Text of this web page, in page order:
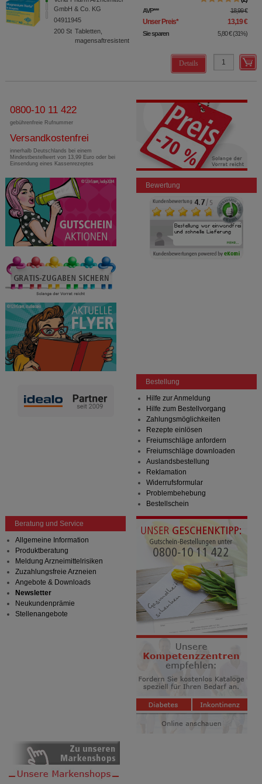
GmbH & Co. KG
04911945
200 St Tabletten,
magensaftresistent
AVP*** 18,99 €
Unser Preis* 13,19 €
Sie sparen 5,80 € (31%)
Details
0800-10 11 422
gebührenfreie Rufnummer
Versandkostenfrei
innerhalb Deutschlands bei einem
Mindestbestellwert von 13,99 Euro oder bei
Einsendung eines Kassenrezeptes
Bewertung
Bestellung
Hilfe zur Anmeldung
Hilfe zum Bestellvorgang
Zahlungsmöglichkeiten
Rezepte einlösen
Freiumschläge anfordern
Freiumschläge downloaden
Auslandsbestellung
Reklamation
Widerrufsformular
Problembehebung
Bestellschein
Beratung und Service
Allgemeine Information
Produktberatung
Meldung Arzneimittelrisiken
Zuzahlungsfreie Arzneien
Angebote & Downloads
Newsletter
Neukundenprämie
Stellenangebote